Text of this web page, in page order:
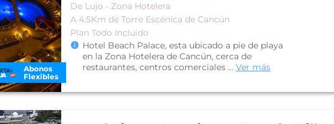
Abonos
Flexibles
De Lujo - Zona Hotelera
A 4.5Km de Torre Escénica de Cancún
Plan Todo Incluido
Hotel Beach Palace, esta ubicado a pie de playa
en la Zona Hotelera de Cancún, cerca de
restaurantes, centros comerciales ... Ver más